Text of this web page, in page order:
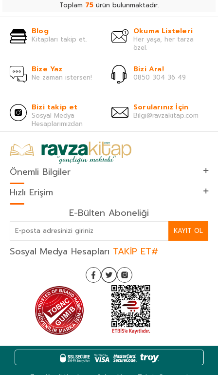
Toplam 75 ürün bulunmaktadır.
Blog
Kitapları takip et.
Okuma Listeleri
Her yaşa, her tarza
özel.
Bize Yaz
Ne zaman istersen!
Bizi Ara!
0850 304 36 49
Bizi takip et
Sosyal Medya
Hesaplarımızdan
Sorularınız İçin
Bilgi@ravzakitap.com
Önemli Bilgiler
Hızlı Erişim
E-Bülten Aboneliği
KAYIT OL
Sosyal Medya Hesapları TAKİP ET#